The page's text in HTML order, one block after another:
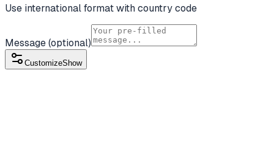
Use international format with country code
Message(optional)
CustomizeShow